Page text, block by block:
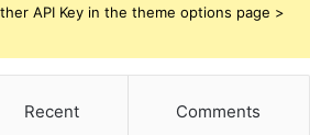
API Key in the theme options page >
Recent Comments